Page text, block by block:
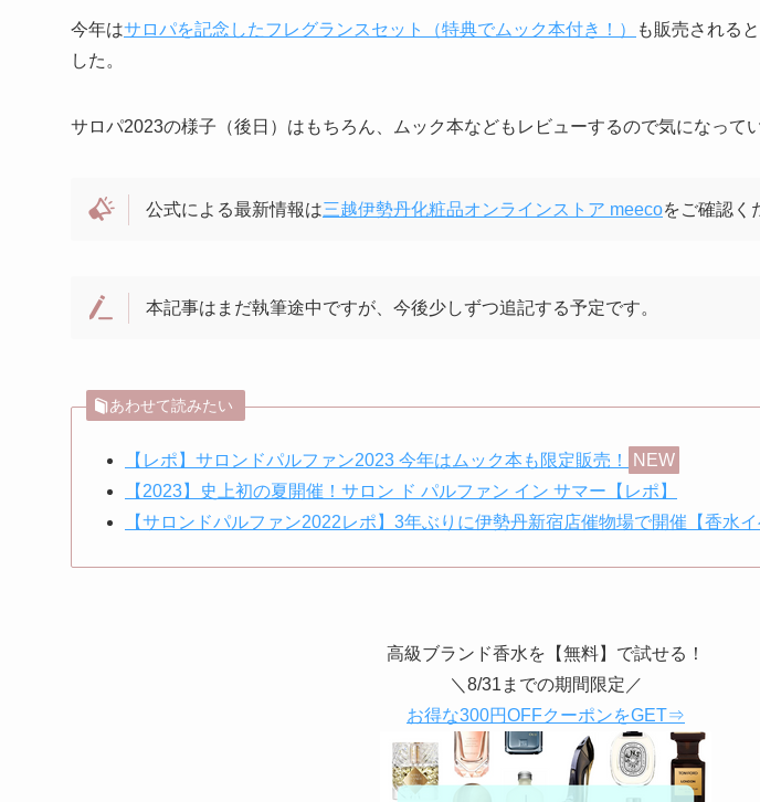
今年はサロパを記念したフレグランスセット（特典でムック本付き！）
も販売される
した。
サロパ2023の様子（後日）はもちろん、ムック本などもレビューするので気になって
公式による最新情報は三越伊勢丹化粧品オンラインストア meecoをご確認く
本記事はまだ執筆途中ですが、今後少しずつ追記する予定です。
あわせて読みたい
【レポ】サロンドパルファン2023 今年はムック本も限定販売！
NEW
【2023】史上初の夏開催！サロン ド パルファン イン サマー【レポ】
【サロンドパルファン2022レポ】3年ぶりに伊勢丹新宿店催物場で開催【香水イ
高級ブランド香水を【無料】で試せる！
＼8/31までの期間限定／
お得な300円OFFクーポンをGET⇒